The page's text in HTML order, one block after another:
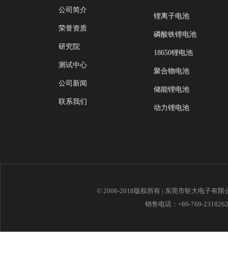
公司简介
荣誉资质
研究院
测试中心
公司新闻
联系我们
锂离子电池
磷酸铁锂电池
18650锂电池
聚合物电池
储能锂电池
动力锂电池
© 2006-2018版权所有 | 东莞市钜大电子有
销售电话：+86-769-